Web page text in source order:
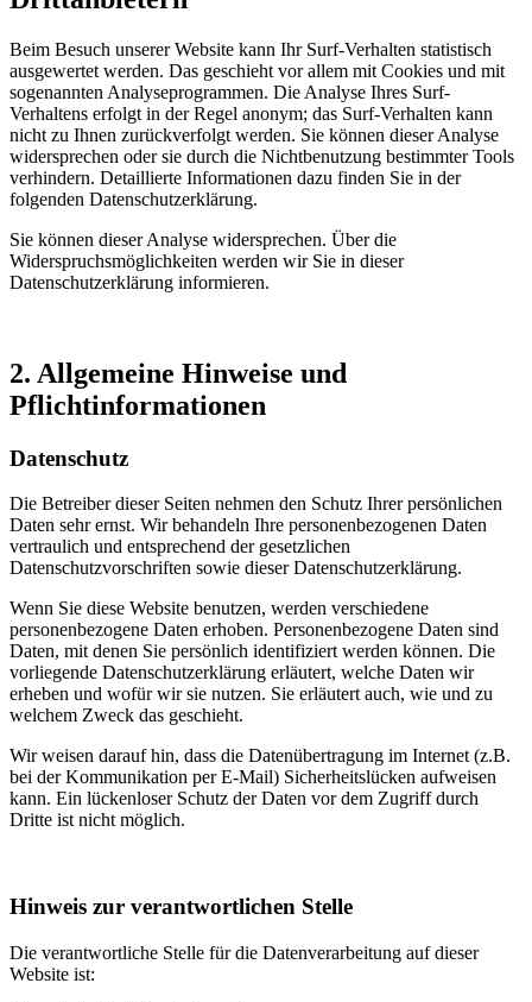
Beim Besuch unserer Website kann Ihr Surf-Verhalten statistisch
ausgewertet werden. Das geschieht vor allem mit Cookies und mit
sogenannten Analyseprogrammen. Die Analyse Ihres Surf-
Verhaltens erfolgt in der Regel anonym; das Surf-Verhalten kann
nicht zu Ihnen zurückverfolgt werden. Sie können dieser Analyse
widersprechen oder sie durch die Nichtbenutzung bestimmter Tools
verhindern. Detaillierte Informationen dazu finden Sie in der
folgenden Datenschutzerklärung.
Sie können dieser Analyse widersprechen. Über die
Widerspruchsmöglichkeiten werden wir Sie in dieser
Datenschutzerklärung informieren.
2. Allgemeine Hinweise und
Pflichtinformationen
Datenschutz
Die Betreiber dieser Seiten nehmen den Schutz Ihrer persönlichen
Daten sehr ernst. Wir behandeln Ihre personenbezogenen Daten
vertraulich und entsprechend der gesetzlichen
Datenschutzvorschriften sowie dieser Datenschutzerklärung.
Wenn Sie diese Website benutzen, werden verschiedene
personenbezogene Daten erhoben. Personenbezogene Daten sind
Daten, mit denen Sie persönlich identifiziert werden können. Die
vorliegende Datenschutzerklärung erläutert, welche Daten wir
erheben und wofür wir sie nutzen. Sie erläutert auch, wie und zu
welchem Zweck das geschieht.
Wir weisen darauf hin, dass die Datenübertragung im Internet (z.B.
bei der Kommunikation per E-Mail) Sicherheitslücken aufweisen
kann. Ein lückenloser Schutz der Daten vor dem Zugriff durch
Dritte ist nicht möglich.
Hinweis zur verantwortlichen Stelle
Die verantwortliche Stelle für die Datenverarbeitung auf dieser
Website ist: